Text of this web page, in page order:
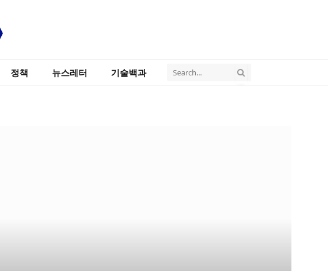
정책 뉴스레터 기술백과